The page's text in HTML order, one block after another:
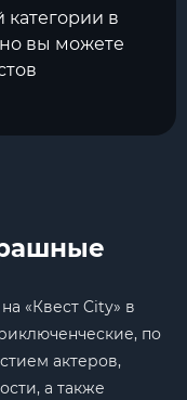
категории в
вы можете
«Квест City» в
по
актеров,
а также